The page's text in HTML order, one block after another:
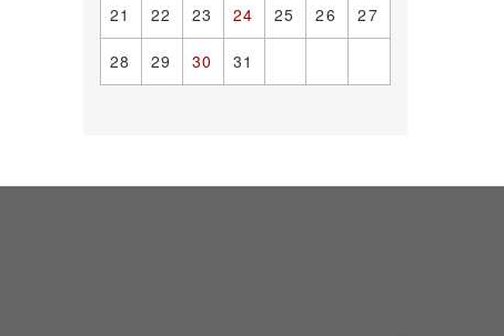
21 22 23 24 25 26 27
28 29 30 31